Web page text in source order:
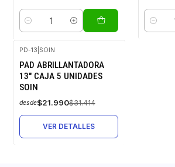
Cantidad Cantidad
-30%
OFF
Agotado
PD-13 SOIN
PAD ABRILLANTADORA
13" CAJA 5 UNIDADES
SOIN
desde$21.990$31.414
VER DETALLES